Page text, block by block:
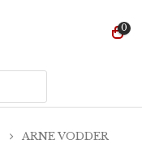
0
ARNE VODDER